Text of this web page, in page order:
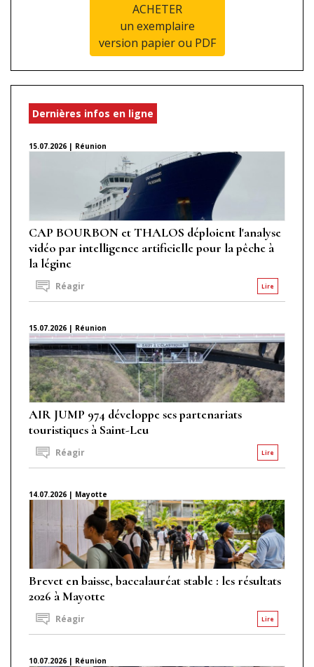
ACHETER
un exemplaire
version papier ou PDF
Dernières infos en ligne
15.07.2026 | Réunion
CAP BOURBON et THALOS déploient l'analyse
vidéo par intelligence artificielle pour la pêche à
la légine
Lire
Réagir
15.07.2026 | Réunion
AIR JUMP 974 développe ses partenariats
touristiques à Saint-Leu
Lire
Réagir
14.07.2026 | Mayotte
Brevet en baisse, baccalauréat stable : les résultats
2026 à Mayotte
Lire
Réagir
10.07.2026 | Réunion